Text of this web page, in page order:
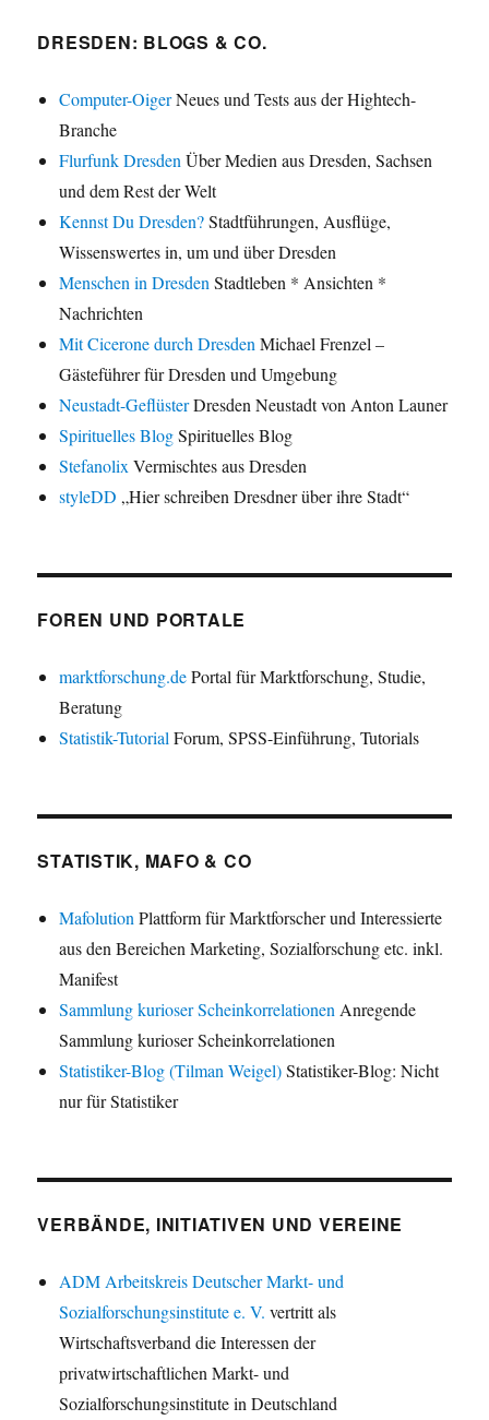
DRESDEN: BLOGS & CO.
Computer-OigerNeues und Tests aus der Hightech-
Branche
Flurfunk Dresden Über Medien aus Dresden, Sachsen
und dem Rest der Welt
Kennst Du Dresden?Stadtführungen, Ausflüge,
Wissenswertes in, um und über Dresden
Menschen in Dresden Stadtleben * Ansichten *
Nachrichten
Mit Cicerone durch Dresden Michael Frenzel –
Gästeführer für Dresden und Umgebung
Neustadt-GeflüsterDresden Neustadt von Anton Launer
Spirituelles BlogSpirituelles Blog
Stefanolix Vermischtes aus Dresden
styleDD „Hier schreiben Dresdner über ihre Stadt“
FOREN UND PORTALE
marktforschung.dePortal für Marktforschung, Studie,
Beratung
Statistik-Tutorial Forum, SPSS-Einführung, Tutorials
STATISTIK, MAFO & CO
Mafolution Plattform für Marktforscher und Interessierte
aus den Bereichen Marketing, Sozialforschung etc. inkl.
Manifest
Sammlung kurioser Scheinkorrelationen Anregende
Sammlung kurioser Scheinkorrelationen
Statistiker-Blog (Tilman Weigel)Statistiker-Blog: Nicht
nur für Statistiker
VERBÄNDE, INITIATIVEN UND VEREINE
ADM Arbeitskreis Deutscher Markt- und
Sozialforschungsinstitute e. V. vertritt als
Wirtschaftsverband die Interessen der
privatwirtschaftlichen Markt- und
Sozialforschungsinstitute in Deutschland